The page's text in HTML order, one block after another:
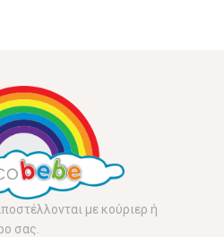
με κούριερ ή
σας.